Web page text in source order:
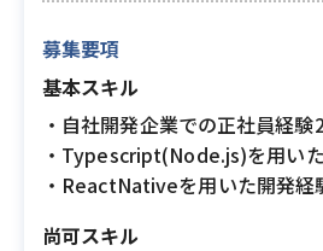
募集要項
基本スキル
・自社開発企業での正社員経験
・Typescript(Node.js)を用い
・ReactNativeを用いた開発経
尚可スキル